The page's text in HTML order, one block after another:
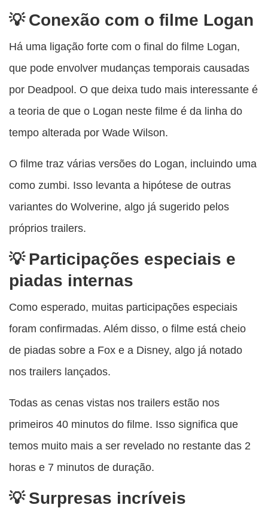
Conexão com o filme Logan
Há uma ligação forte com o final do filme Logan,
que pode envolver mudanças temporais causadas
por Deadpool. O que deixa tudo mais interessante é
a teoria de que o Logan neste filme é da linha do
tempo alterada por Wade Wilson.
O filme traz várias versões do Logan, incluindo uma
como zumbi. Isso levanta a hipótese de outras
variantes do Wolverine, algo já sugerido pelos
próprios trailers.
Participações especiais e
piadas internas
Como esperado, muitas participações especiais
foram confirmadas. Além disso, o filme está cheio
de piadas sobre a Fox e a Disney, algo já notado
nos trailers lançados.
Todas as cenas vistas nos trailers estão nos
primeiros 40 minutos do filme. Isso significa que
temos muito mais a ser revelado no restante das 2
horas e 7 minutos de duração.
Surpresas incríveis